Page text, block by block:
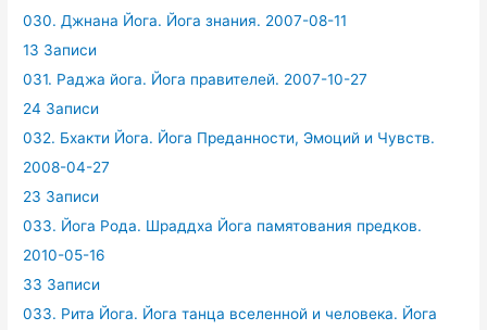
030. Джнана Йога. Йога знания. 2007-08-11
13 Записи
031. Раджа йога. Йога правителей. 2007-10-27
24 Записи
032. Бхакти Йога. Йога Преданности, Эмоций и Чувств.
2008-04-27
23 Записи
033. Йога Рода. Шраддха Йога памятования предков.
2010-05-16
33 Записи
033. Рита Йога. Йога танца вселенной и человека. Йога